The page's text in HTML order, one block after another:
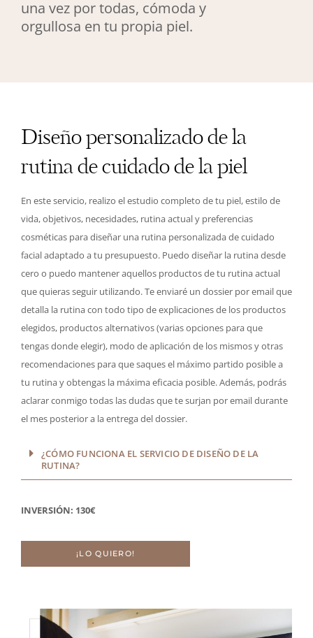
una vez por todas, cómoda y
orgullosa en tu propia piel.
Diseño personalizado de la
rutina de cuidado de la piel
En este servicio, realizo el estudio completo de tu piel, estilo de
vida, objetivos, necesidades, rutina actual y preferencias
cosméticas para diseñar una rutina personalizada de cuidado
facial adaptado a tu presupuesto. Puedo diseñar la rutina desde
cero o puedo mantener aquellos productos de tu rutina actual
que quieras seguir utilizando. Te enviaré un dossier por email que
detalla la rutina con todo tipo de explicaciones de los productos
elegidos, productos alternativos (varias opciones para que
tengas donde elegir), modo de aplicación de los mismos y otras
recomendaciones para que saques el máximo partido posible a
tu rutina y obtengas la máxima eficacia posible. Además, podrás
aclarar conmigo todas las dudas que te surjan por email durante
el mes posterior a la entrega del dossier.
¿CÓMO FUNCIONA EL SERVICIO DE DISEÑO DE LA
RUTINA?
INVERSIÓN: 130€
¡LO QUIERO!